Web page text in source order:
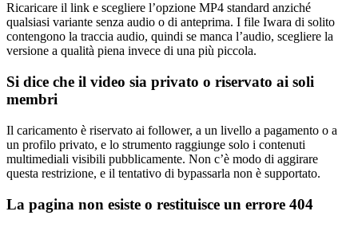
Ricaricare il link e scegliere l’opzione MP4 standard anziché
qualsiasi variante senza audio o di anteprima. I file Iwara di solito
contengono la traccia audio, quindi se manca l’audio, scegliere la
versione a qualità piena invece di una più piccola.
Si dice che il video sia privato o riservato ai soli
membri
Il caricamento è riservato ai follower, a un livello a pagamento o a
un profilo privato, e lo strumento raggiunge solo i contenuti
multimediali visibili pubblicamente. Non c’è modo di aggirare
questa restrizione, e il tentativo di bypassarla non è supportato.
La pagina non esiste o restituisce un errore 404